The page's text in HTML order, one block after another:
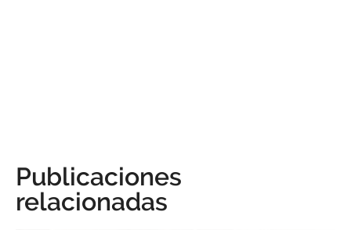
Publicaciones
relacionadas